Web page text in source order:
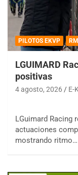
PILOTOS EKVP
LGUIMARD
positivas
4 agosto, 2026 E-
LGuimard Racing
actuaciones
mostrando ritmo…